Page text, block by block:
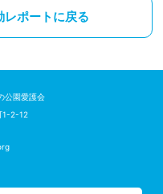
ポートに戻る
公園愛護会
1-2-12